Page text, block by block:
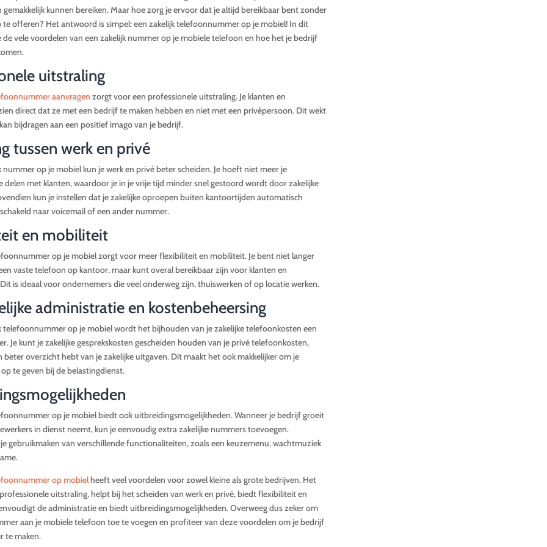
gemakkelijk kunnen bereiken. Maar hoe zorg je ervoor dat je altijd bereikbaar bent zonder
te offeren? Het antwoord is simpel: een zakelijk telefoonnummer op je mobiel! In dit
de vele voordelen van een zakelijk nummer op je mobiele telefoon en hoe het je bedrijf
uitstraling
aanvragen zorgt voor een professionele uitstraling. Je klanten en
direct dat ze met een bedrijf te maken hebben en niet met een privépersoon. Dit wekt
bijdragen aan een positief imago van je bedrijf.
tussen werk en privé
nummer op je mobiel kun je werk en privé beter scheiden. Je hoeft niet meer je
delen met klanten, waardoor je in je vrije tijd minder snel gestoord wordt door zakelijke
kun je instellen dat je zakelijke oproepen buiten kantoortijden automatisch
naar voicemail of een ander nummer.
en mobiliteit
op je mobiel zorgt voor meer flexibiliteit en mobiliteit. Je bent niet langer
vaste telefoon op kantoor, maar kunt overal bereikbaar zijn voor klanten en
is ideaal voor ondernemers die veel onderweg zijn, thuiswerken of op locatie werken.
administratie en kostenbeheersing
telefoonnummer op je mobiel wordt het bijhouden van je zakelijke telefoonkosten een
Je kunt je zakelijke gesprekskosten gescheiden houden van je privé telefoonkosten,
beter overzicht hebt van je zakelijke uitgaven. Dit maakt het ook makkelijker om je
te geven bij de belastingdienst.
op je mobiel biedt ook uitbreidingsmogelijkheden. Wanneer je bedrijf groeit
in dienst neemt, kun je eenvoudig extra zakelijke nummers toevoegen.
gebruikmaken van verschillende functionaliteiten, zoals een keuzemenu, wachtmuziek
op mobielheeft veel voordelen voor zowel kleine als grote bedrijven. Het
uitstraling, helpt bij het scheiden van werk en privé, biedt flexibiliteit en
de administratie en biedt uitbreidingsmogelijkheden. Overweeg dus zeker om
aan je mobiele telefoon toe te voegen en profiteer van deze voordelen om je bedrijf
te maken.